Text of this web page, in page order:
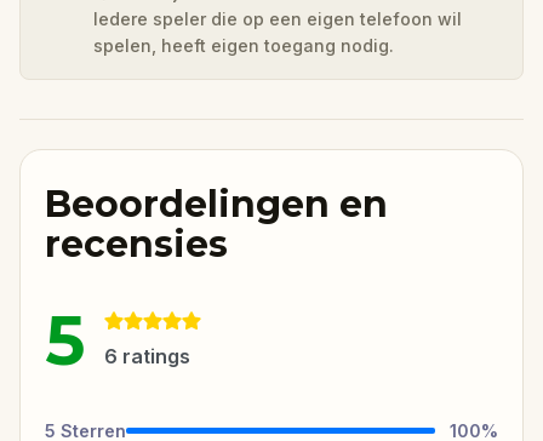
Iedere speler die op een eigen telefoon wil
spelen, heeft eigen toegang nodig.
Beoordelingen en
recensies
5 6 ratings
5 Sterren 100%